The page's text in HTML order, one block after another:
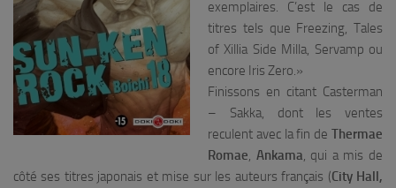
exemplaires. C’est le cas de
titres tels que Freezing, Tales
of Xillia Side Milla, Servamp ou
encore Iris Zero.»
Finissons en citant Casterman
– Sakka, dont les ventes
reculent avec la fin de Thermae
Romae, Ankama, qui a mis de
côté ses titres japonais et mise sur les auteurs français (City Hall,